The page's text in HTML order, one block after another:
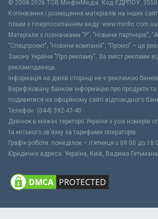
© 2008-2026 ТОВ МiнфiнМедiа. Код ЄДРПОУ:
Копіювання і розміщення матеріалів на інших
тільки з гіперпосиланням виду: www.minfin.com.ua
Матеріали з позначками "Р", "Новини партнерів",
"Спецпроект", "Новини компаній", "Промо" – це
Закону України "Про рекламу". За зміст реклами
рекламодавець.
Інформація на даній сторінці не є рекламою
Верифіковану банком інформацію про продукти
подивитися на офіційному сайті відповідного
Телефон: (044) 392-47-40
Дзвінок в межах території України з усіх номерів
та міського зв’язку за тарифами операторів
Графік роботи: понеділок – п’ятниця з 09:00 до
Юридична адреса: Україна, Київ, Вадима